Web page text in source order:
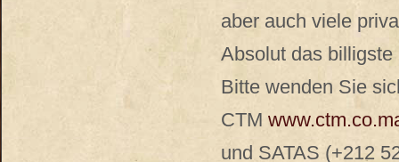
aber auch viele
Absolut das
Bitte wenden Sie
CTM
und SATAS (+212